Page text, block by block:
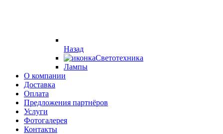
Назад
Светотехника
Лампы
О компании
Доставка
Оплата
Предложения партнёров
Услуги
Фотогалерея
Контакты